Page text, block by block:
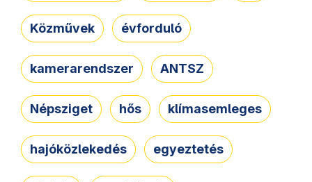
Közművek évforduló
kamerarendszer ANTSZ
Népsziget hős klímasemleges
hajóközlekedés egyeztetés